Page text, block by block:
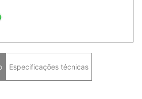
Especificações técnicas